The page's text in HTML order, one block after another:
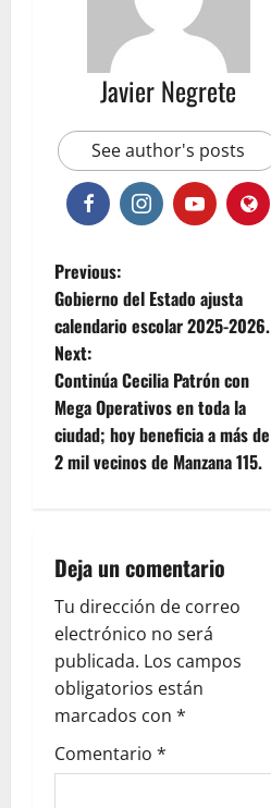
Javier Negrete
See author's posts
P
o
s
t
n
v
i
g
a
t
i
Previous:
Gobierno del Estado ajusta
calendario escolar 2025-2026.
Next:
Continúa Cecilia Patrón con
Mega Operativos en toda la
ciudad; hoy beneficia a más de
2 mil vecinos de Manzana 115.
Deja un comentario
Tu dirección de correo
electrónico no será
publicada. Los campos
obligatorios están
marcados con *
Comentario *